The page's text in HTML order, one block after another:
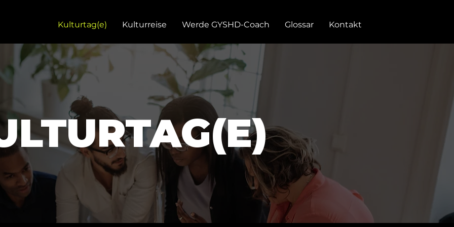
Kulturtag(e) Kulturreise Werde GYSHD-Coach Glossar Kontakt